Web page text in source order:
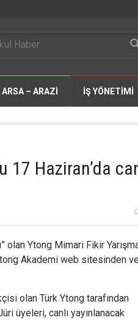
ARSA – ARAZİ İŞ YÖNETİMİ
17 Haziran’da
Ytong Mimari Fikir
Akademi web sitesinden
olan Türk Ytong tarafından
üyeleri, canlı yayınlanacak